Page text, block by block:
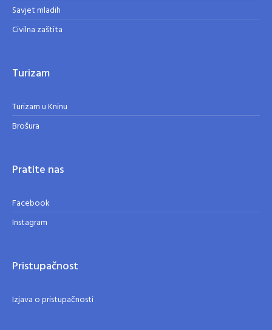
Savjet mladih
Civilna zaštita
Turizam
Turizam u Kninu
Brošura
Pratite nas
Facebook
Instagram
Pristupačnost
Izjava o pristupačnosti